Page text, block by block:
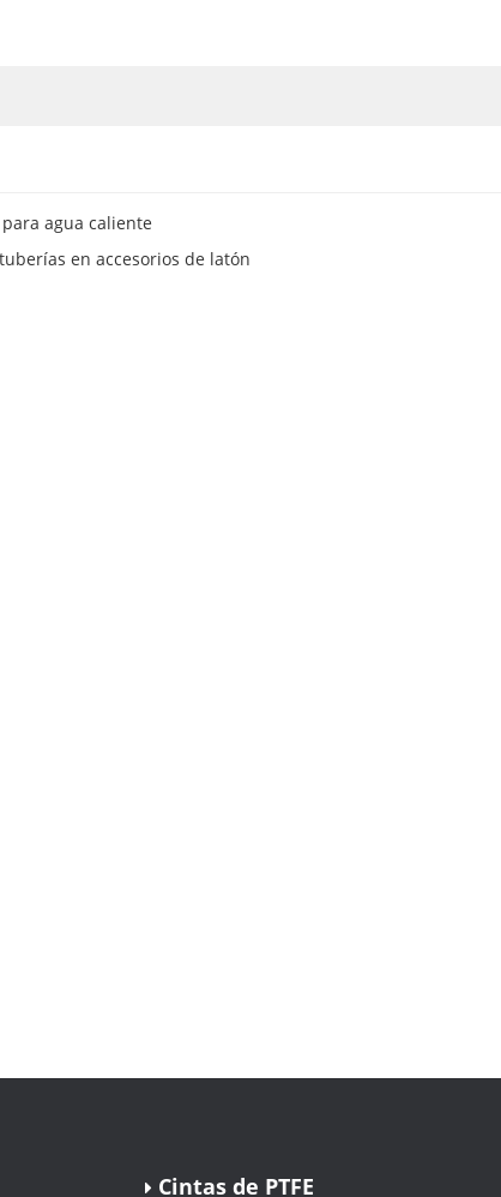
agua caliente
en accesorios de latón
Cintas de PTFE